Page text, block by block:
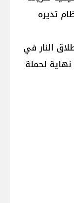
تديره
النار في
لحملة